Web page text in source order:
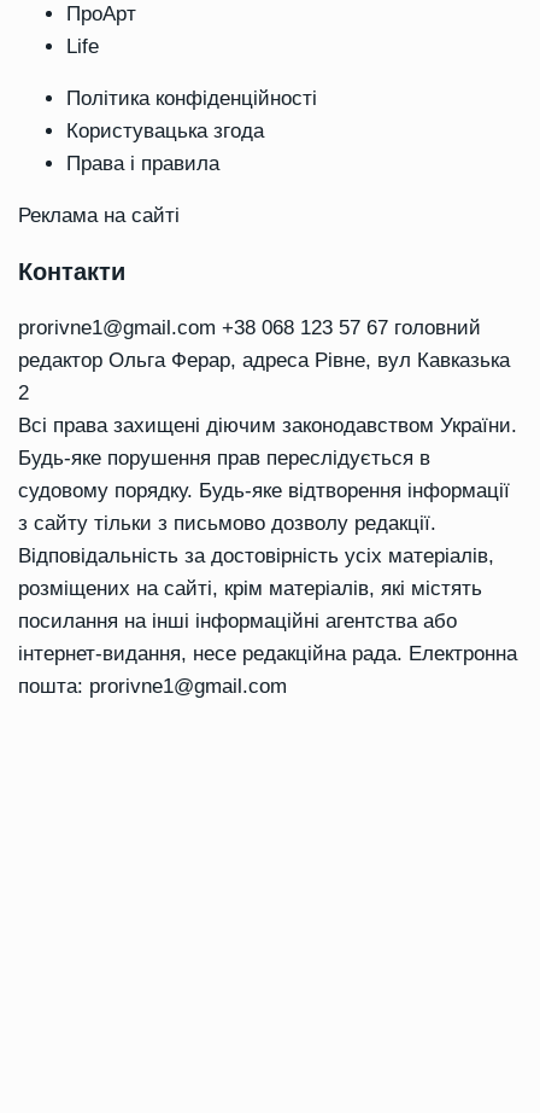
ПроАрт
Life
Політика конфіденційності
Користувацька згода
Права і правила
Реклама на сайті
Контакти
prorivne1@gmail.com +38 068 123 57 67 головний
редактор Ольга Ферар, адреса Рівне, вул Кавказька
2
Всі права захищені діючим законодавством України.
Будь-яке порушення прав переслідується в
судовому порядку. Будь-яке відтворення інформації
з сайту тільки з письмово дозволу редакції.
Відповідальність за достовірність усіх матеріалів,
розміщених на сайті, крім матеріалів, які містять
посилання на інші інформаційні агентства або
інтернет-видання, несе редакційна рада. Електронна
пошта: prorivne1@gmail.com